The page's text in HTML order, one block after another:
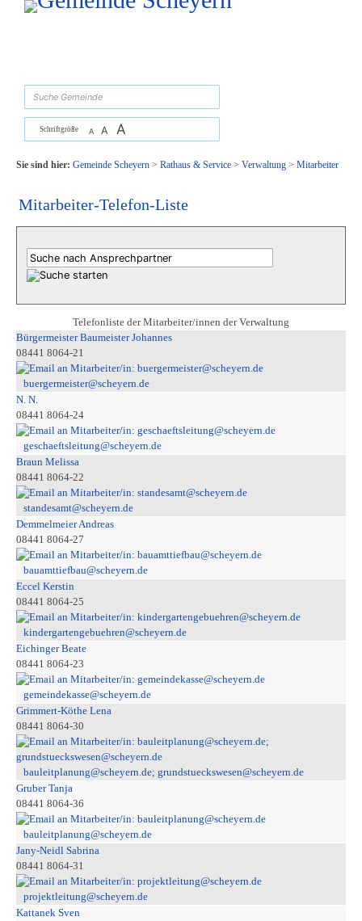
Zum Inhalt, zur Navigationoder zur Startseite springen.
Schriftgröße A A A
Sie sind hier: Gemeinde Scheyern> Rathaus & Service> Verwaltung> Mitarbeiter
Mitarbeiter-Telefon-Liste
Telefonliste der Mitarbeiter/innen der Verwaltung
Bürgermeister Baumeister Johannes
08441 8064-21
buergermeister@scheyern.de
N. N.
08441 8064-24
geschaeftsleitung@scheyern.de
Braun Melissa
08441 8064-22
standesamt@scheyern.de
Demmelmeier Andreas
08441 8064-27
bauamttiefbau@scheyern.de
Eccel Kerstin
08441 8064-25
kindergartengebuehren@scheyern.de
Eichinger Beate
08441 8064-23
gemeindekasse@scheyern.de
Grimmert-Köthe Lena
08441 8064-30
bauleitplanung@scheyern.de; grundstueckswesen@scheyern.de
Gruber Tanja
08441 8064-36
bauleitplanung@scheyern.de
Jany-Neidl Sabrina
08441 8064-31
projektleitung@scheyern.de
Kattanek Sven